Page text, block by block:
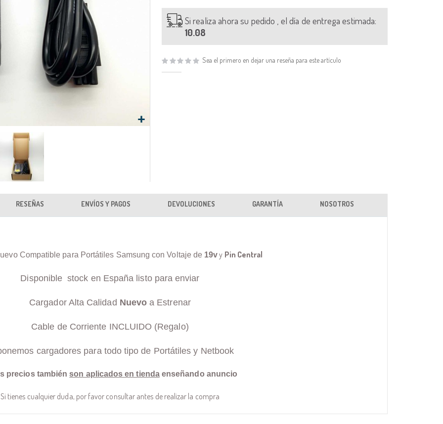
Si realiza ahora su pedido , el día de entrega estimada:
10.08
Sea el primero en dejar una reseña para este artículo
Compatible para Portátiles Samsung con Voltaje de 19v y Pin Central
Disponible stock en España listo para enviar
Cargador Alta Calidad Nuevo a Estrenar
Cable de Corriente INCLUIDO (Regalo)
cargadores para todo tipo de Portátiles y Netbook
precios también son aplicados en tienda enseñando anuncio
Si tienes cualquier duda, por favor consultar antes de realizar la compra
RESEÑAS ENVÍOS Y PAGOS DEVOLUCIONES GARANTÍA NOSOTROS